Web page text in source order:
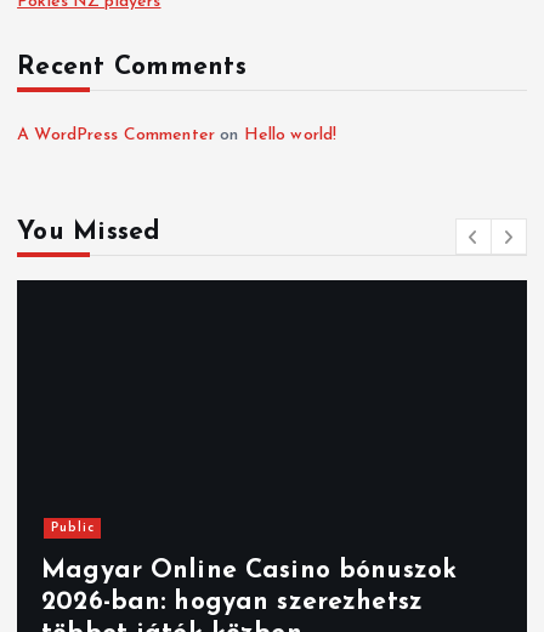
Recent Comments
A WordPress Commenter on Hello world!
You Missed
Public
Magyar Online Casino bónuszok
2026-ban: hogyan szerezhetsz